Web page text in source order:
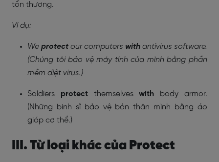
tổn thương.
Ví dụ:
We protect our computers with antivirus software.
(Chúng tôi bảo vệ máy tính của mình bằng phần
mềm diệt virus.)
Soldiers protectthemselveswith body armor.
(Những binh sĩ bảo vệ bản thân mình bằng áo
giáp cơ thể.)
III. Từ loại khác của Protect